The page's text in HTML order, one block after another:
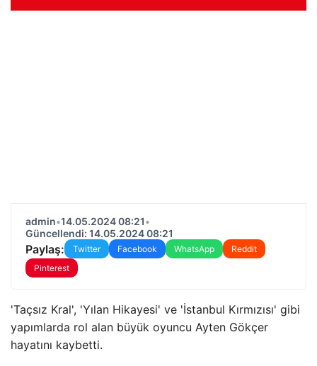
admin•14.05.2024 08:21•
Güncellendi: 14.05.2024 08:21
Paylaş: Twitter Facebook WhatsApp
Reddit
Pinterest
'Taçsız Kral', 'Yılan Hikayesi' ve 'İstanbul Kırmızısı' gibi
yapımlarda rol alan büyük oyuncu Ayten Gökçer
hayatını kaybetti.